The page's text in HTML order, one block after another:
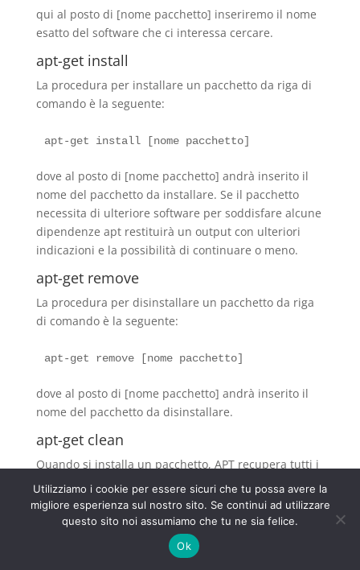
qui al posto di [nome pacchetto] inseriremo il nome
esatto del software che ci interessa cercare.
apt-get install
La procedura per installare un pacchetto da riga di
comando è la seguente:
dove al posto di [nome pacchetto] andrà inserito il
nome del pacchetto da installare. Se il pacchetto
necessita di ulteriore software per soddisfare alcune
dipendenze apt restituirà un output con ulteriori
indicazioni e la possibilità di continuare o meno.
apt-get remove
La procedura per disinstallare un pacchetto da riga
di comando è la seguente:
dove al posto di [nome pacchetto] andrà inserito il
nome del pacchetto da disinstallare.
apt-get clean
Quando si installa un pacchetto, APT recupera tutti i
file necessari delle sorgenti specificate in
/etc/apt/sources.list e li immagazzina in un archivio
locale (/var/cache/apt/archives/) e poi procede con
l’installazione. Con il tempo l’archivio locale cresce e
può occupare molto spazio sul disco. Con l’opzione:
Utilizziamo i cookie per essere sicuri che tu possa avere la
migliore esperienza sul nostro sito. Se continui ad utilizzare
questo sito noi assumiamo che tu ne sia felice.
Ok